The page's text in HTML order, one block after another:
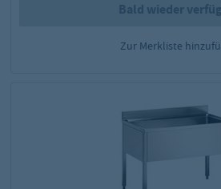
Bald wieder
Zur Merkliste